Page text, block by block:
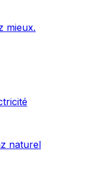
mieux.
naturel